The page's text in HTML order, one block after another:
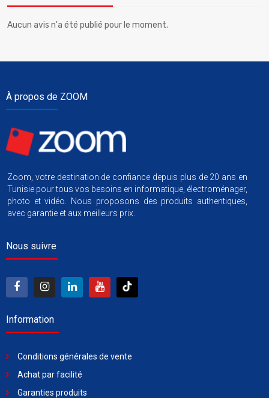
Aucun avis n'a été publié pour le moment.
À propos de ZOOM
Zoom, votre destination de confiance depuis plus de 20 ans en
Tunisie pour tous vos besoins en informatique, électroménager,
photo et vidéo. Nous proposons des produits authentiques,
avec garantie et aux meilleurs prix.
Nous suivre
Information
Conditions générales de vente
Achat par facilité
Garanties produits